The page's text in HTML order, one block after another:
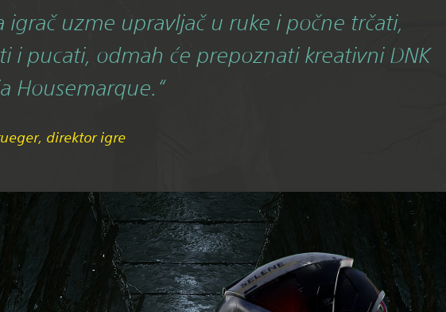
igrač uzme upravljač u ruke i počne trčati,
i pucati, odmah će prepoznati kreativni DNK
Housemarque.“
direktor igre